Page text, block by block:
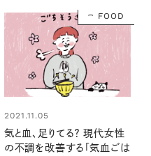
FOOD
2021.11.05
気と血、足りてる？ 現代女性
の不調を改善する「気血ごは